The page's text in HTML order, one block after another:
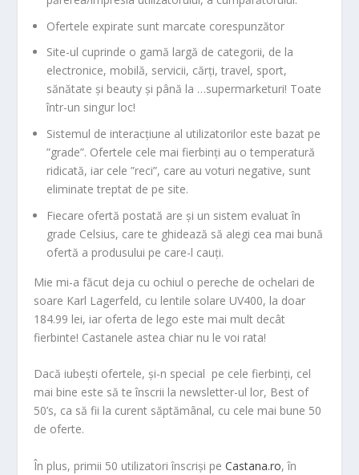
Ofertele expirate sunt marcate corespunzător
Site-ul cuprinde o gamă largă de categorii, de la
electronice, mobilă, servicii, cărți, travel, sport,
sănătate și beauty și până la …supermarketuri! Toate
într-un singur loc!
Sistemul de interacțiune al utilizatorilor este bazat pe
”grade”. Ofertele cele mai fierbinți au o temperatură
ridicată, iar cele ”reci”, care au voturi negative, sunt
eliminate treptat de pe site.
Fiecare ofertă postată are și un sistem evaluat în
grade Celsius, care te ghidează să alegi cea mai bună
ofertă a produsului pe care-l cauți.
Mie mi-a făcut deja cu ochiul o pereche de ochelari de
soare Karl Lagerfeld, cu lentile solare UV400, la doar
184.99 lei, iar oferta de lego este mai mult decât
fierbinte! Castanele astea chiar nu le voi rata!
Dacă iubești ofertele, și-n special pe cele fierbinți, cel
mai bine este să te înscrii la newsletter-ul lor, Best of
50’s, ca să fii la curent săptămânal, cu cele mai bune 50
de oferte.
În plus, primii 50 utilizatori înscriși pe Castana.ro, în